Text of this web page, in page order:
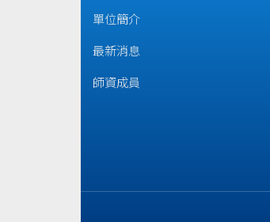
單位簡介
最新消息
師資成員